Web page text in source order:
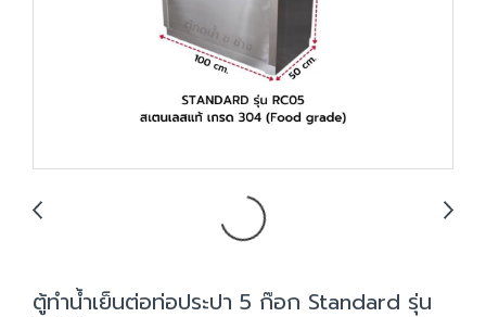
ตู้ทำน้ำเย็นต่อท่อประปา 5 ก๊อก Standard รุ่น